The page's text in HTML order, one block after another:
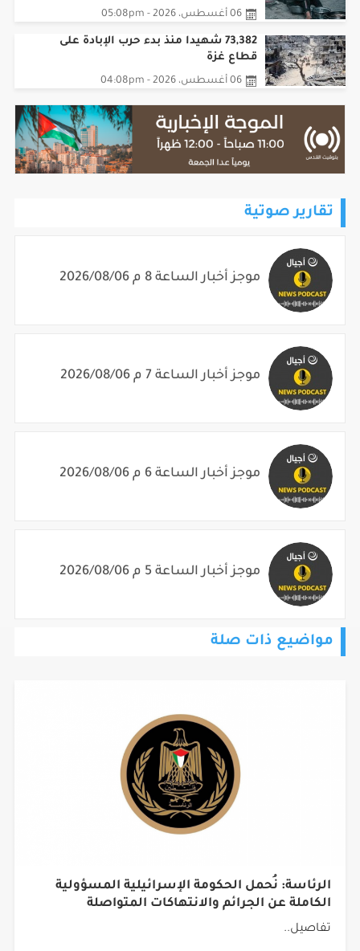
06 أغسطس، 2026 - 05:08pm
73,382 شهيدا منذ بدء حرب الإبادة على
قطاع غزة
06 أغسطس، 2026 - 04:08pm
تقارير صوتية
موجز أخبار الساعة 8 م 2026/08/06
موجز أخبار الساعة 7 م 2026/08/06
موجز أخبار الساعة 6 م 2026/08/06
موجز أخبار الساعة 5 م 2026/08/06
مواضيع ذات صلة
الرئاسة: نُحمل الحكومة الإسرائيلية المسؤولية
الكاملة عن الجرائم والانتهاكات المتواصلة
تفاصيل..